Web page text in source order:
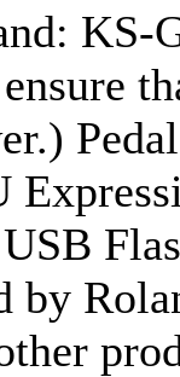
KS-
USB
by